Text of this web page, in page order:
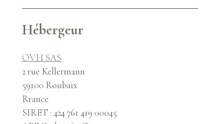
Hébergeur
OVH SAS
2 rue Kellermann
59100 Roubaix
Rrance
SIRET : 424 761 419 00045